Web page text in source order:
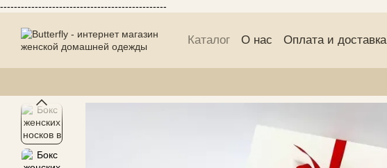
------------------------------------------------
Каталог О нас Оплата и доставка